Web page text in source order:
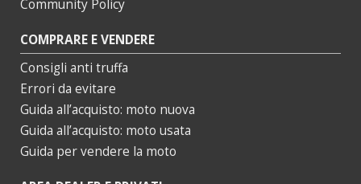
Community Policy
COMPRARE E VENDERE
Consigli anti truffa
Errori da evitare
Guida all’acquisto: moto nuova
Guida all’acquisto: moto usata
Guida per vendere la moto